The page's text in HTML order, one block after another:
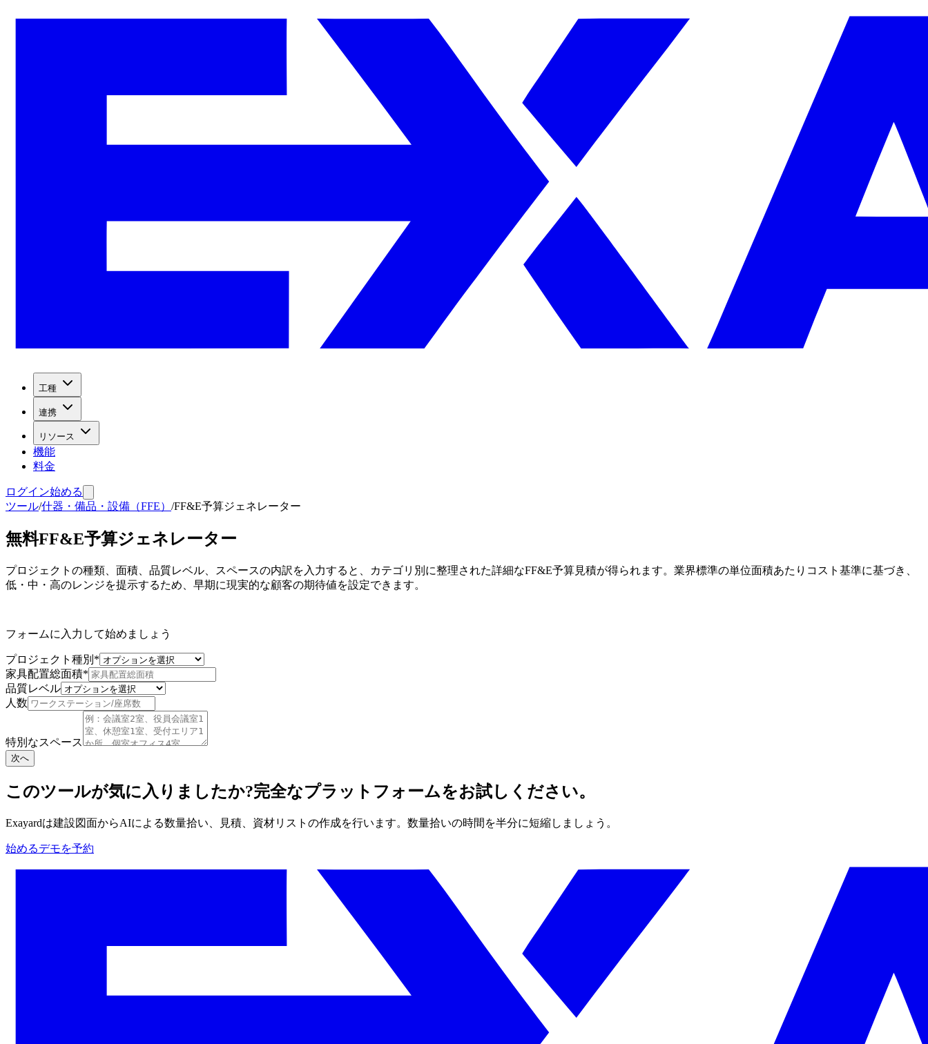
工種
連携
リソース
機能
料金
ログイン始める
ツール/什器・備品・設備（FFE） /FF&E予算ジェネレーター
無料FF&E予算ジェネレーター
プロジェクトの種類、面積、品質レベル、スペースの内訳を入力すると、カテゴリ別に整理された詳細なFF&E予算見積が得られます。業界標準の単位面積あたりコスト基準に基づき、
低・中・高のレンジを提示するため、早期に現実的な顧客の期待値を設定できます。
フォームに入力して始めましょう
プロジェクト種別 *
家具配置総面積*
品質レベル
人数
特別なスペース
次へ
このツールが気に入りましたか?完全なプラットフォームをお試しください。
Exayardは建設図面からAIによる数量拾い、見積、資材リストの作成を行います。数量拾いの時間を半分に短縮しましょう。
始めるデモを予約